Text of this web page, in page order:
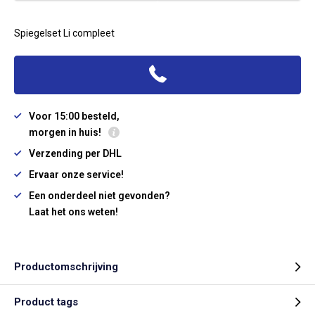
Spiegelset Li compleet
Voor 15:00 besteld,
morgen in huis!
Verzending per DHL
Ervaar onze service!
Een onderdeel niet gevonden?
Laat het ons weten!
Productomschrijving
Product tags